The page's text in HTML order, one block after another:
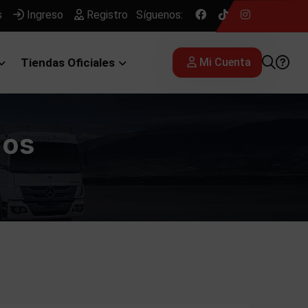
Ingreso Registro Síguenos:
Tiendas Oficiales Mi Cuenta